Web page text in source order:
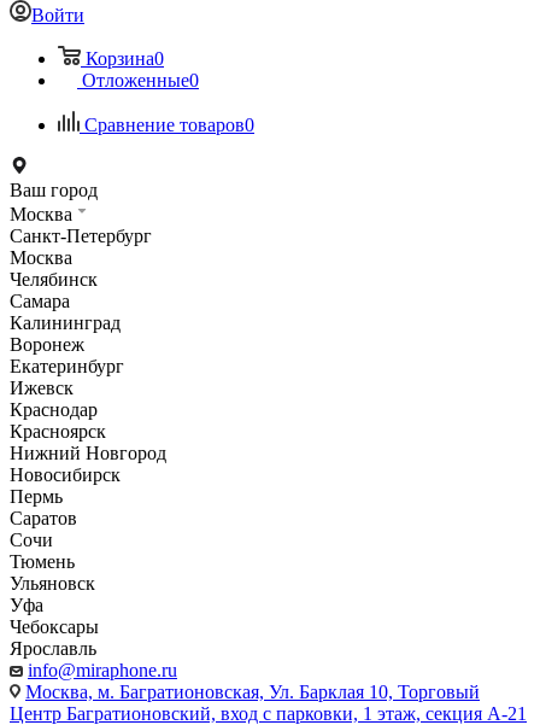
Войти
Корзина0
Отложенные0
Сравнение товаров0
Ваш город
Москва
Санкт-Петербург
Москва
Челябинск
Самара
Калининград
Воронеж
Екатеринбург
Ижевск
Краснодар
Красноярск
Нижний Новгород
Новосибирск
Пермь
Саратов
Сочи
Тюмень
Ульяновск
Уфа
Чебоксары
Ярославль
info@miraphone.ru
Москва, м. Багратионовская, Ул. Барклая 10, Торговый
Центр Багратионовский, вход с парковки, 1 этаж, секция А-21